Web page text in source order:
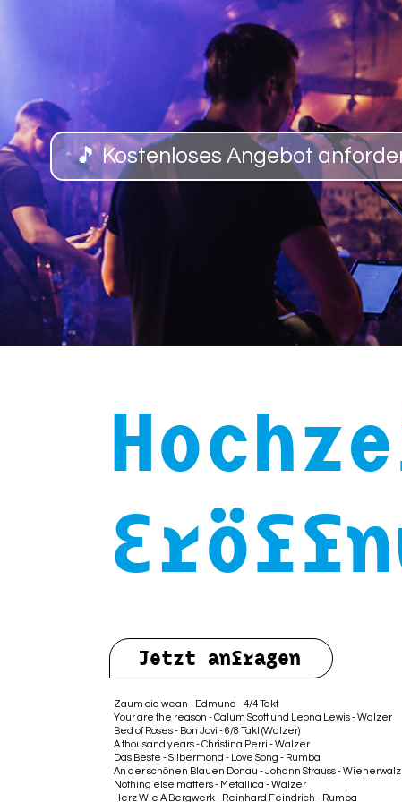
🎵 Kostenloses Angebot
Jetzt anfragen
Zaum oid wean - Edmund - 4/4 Takt
Your are the reason - Calum Scott und Leona Lewis - Walzer
Bed of Roses - Bon Jovi - 6/8 Takt (Walzer)
A thousand years - Christina Perri - Walzer
Das Beste - Silbermond - Love Song - Rumba
An der schönen Blauen Donau - Johann Strauss -
Nothing else matters - Metallica - Walzer
Herz Wie A Bergwerk - Reinhard Feindrich - Rumba